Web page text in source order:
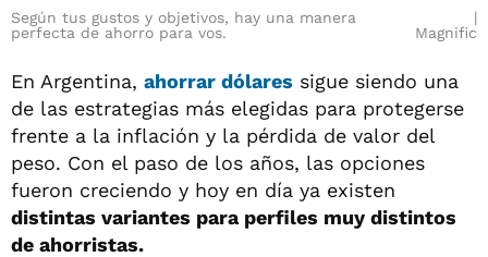
Según tus gustos y objetivos, hay una manera
perfecta de ahorro para vos.
Magnific
En Argentina, ahorrar dólares sigue siendo una
de las estrategias más elegidas para protegerse
frente a la inflación y la pérdida de valor del
peso. Con el paso de los años, las opciones
fueron creciendo y hoy en día ya existen
distintas variantes para perfiles muy distintos
de ahorristas.